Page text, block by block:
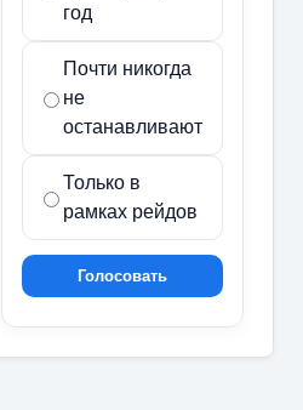
год
Почти никогда
не
останавливают
Только в
рамках рейдов
Голосовать